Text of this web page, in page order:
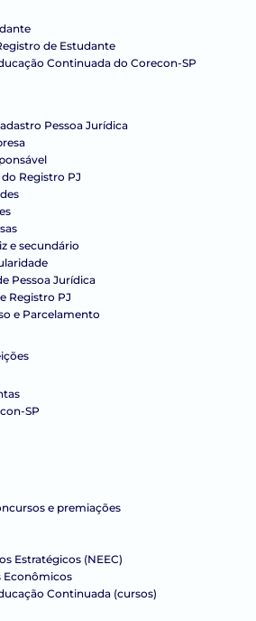
de Estudante
Continuada do Corecon-SP
Pessoa Jurídica
Registro PJ
e secundário
Pessoa Jurídica
Registro PJ
e Parcelamento
SP
e premiações
Estratégicos (NEEC)
Econômicos
Continuada (cursos)